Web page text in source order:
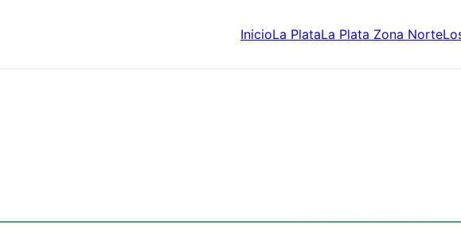
InicioLa PlataLa Plata Zona Norte